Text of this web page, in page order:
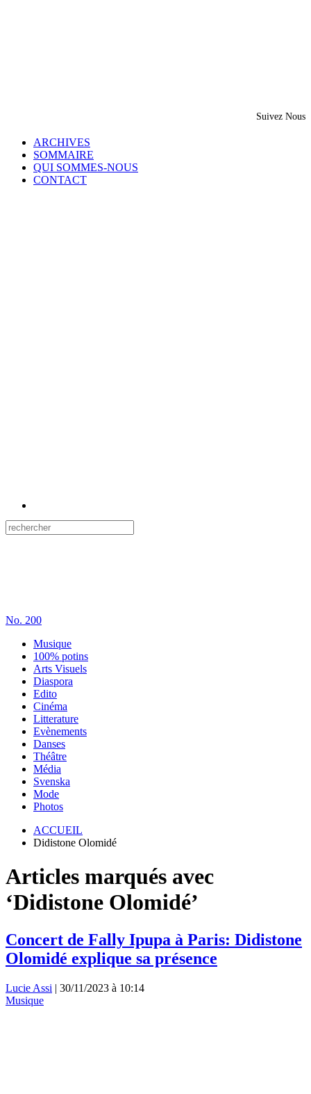
Suivez Nous
ARCHIVES
SOMMAIRE
QUI SOMMES-NOUS
CONTACT
No. 200
Musique
100% potins
Arts Visuels
Diaspora
Edito
Cinéma
Litterature
Evènements
Danses
Théâtre
Média
Svenska
Mode
Photos
ACCUEIL
Didistone Olomidé
Articles marqués avec
‘Didistone Olomidé’
Concert de Fally Ipupa à Paris: Didistone
Olomidé explique sa présence
Lucie Assi | 30/11/2023 à 10:14
Musique